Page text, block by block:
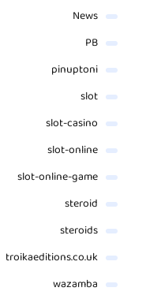
News
PB
pinuptoni
slot
slot-casino
slot-online
slot-online-game
steroid
steroids
troikaeditions.co.uk
wazamba